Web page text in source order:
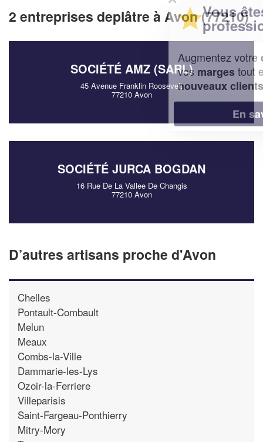
2 entreprises deplâtre à Avon (77210)
SOCIÉTÉ AMZ (SARL)
45 Avenue Franklin Roosevelt
77210 Avon
SOCIÉTÉ JURCA BOGDAN
16 Rue De La Vallee De Changis
77210 Avon
D’autres artisans proche d'Avon
Chelles
Pontault-Combault
Melun
Meaux
Combs-la-Ville
Dammarie-les-Lys
Ozoir-la-Ferriere
Villeparisis
Saint-Fargeau-Ponthierry
Mitry-Mory
Vous êtes un
professionnel ?
chiffre d'affaireset
vosmargestout en gagnant de
nouveaux clients!